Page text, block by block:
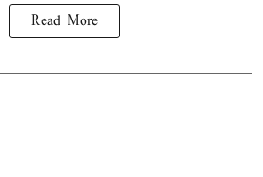
Read More